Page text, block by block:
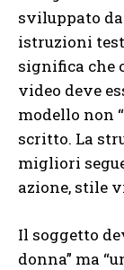
sviluppato
istruzioni
significa che
video deve
modello non
scritto. La
migliori
azione, stile
Il soggetto
donna” ma